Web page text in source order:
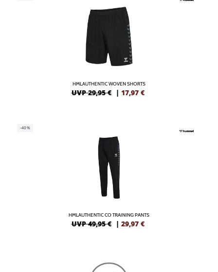
HMLAUTHENTIC WOVEN SHORTS
UVP 29,95 € | 17,97 €
-40%
HMLAUTHENTIC CO TRAINING PANTS
UVP 49,95 € | 29,97 €